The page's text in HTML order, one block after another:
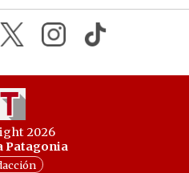
2026
Patagonia